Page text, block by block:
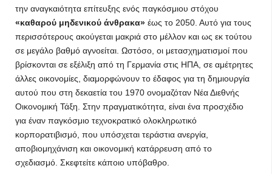
την αναγκαιότητα επίτευξης ενός παγκόσμιου στόχου
«καθαρού μηδενικού άνθρακα» έως το 2050. Αυτό για τους
περισσότερους ακούγεται μακριά στο μέλλον και ως εκ τούτου
σε μεγάλο βαθμό αγνοείται. Ωστόσο, οι μετασχηματισμοί που
βρίσκονται σε εξέλιξη από τη Γερμανία στις ΗΠΑ, σε αμέτρητες
άλλες οικονομίες, διαμορφώνουν το έδαφος για τη δημιουργία
αυτού που στη δεκαετία του 1970 ονομαζόταν Νέα Διεθνής
Οικονομική Τάξη. Στην πραγματικότητα, είναι ένα προσχέδιο
για έναν παγκόσμιο τεχνοκρατικό ολοκληρωτικό
κορπορατιβισμό, που υπόσχεται τεράστια ανεργία,
αποβιομηχάνιση και οικονομική κατάρρευση από το
σχεδιασμό. Σκεφτείτε κάποιο υπόβαθρο.